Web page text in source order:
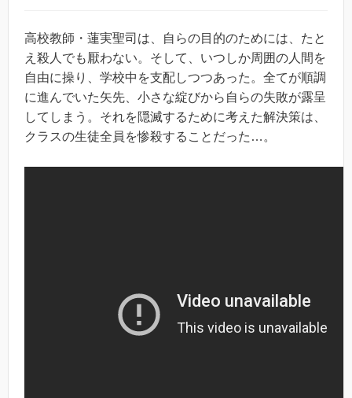
高校教師・蓮実聖司は、自らの目的のためには、たと
え殺人でも厭わない。そして、いつしか周囲の人間を
自由に操り、学校中を支配しつつあった。全てが順調
に進んでいた矢先、小さな綻びから自らの失敗が露呈
してしまう。それを隠滅するために考えた解決策は、
クラスの生徒全員を惨殺することだった…。